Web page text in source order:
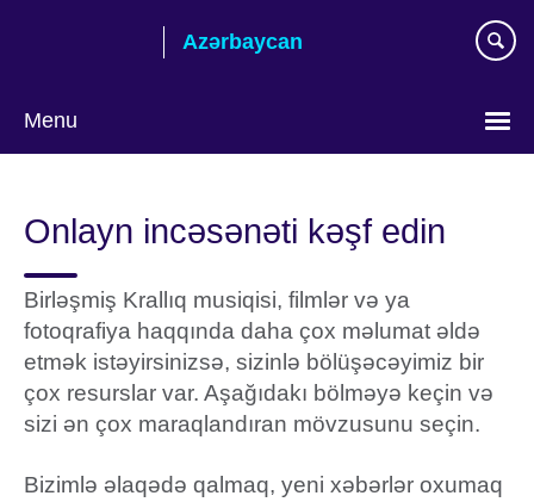
Azərbaycan
Menu
language
Onlayn incəsənəti kəşf edin
Birləşmiş Krallıq musiqisi, filmlər və ya
fotoqrafiya haqqında daha çox məlumat əldə
etmək istəyirsinizsə, sizinlə bölüşəcəyimiz bir
çox resurslar var. Aşağıdakı bölməyə keçin və
sizi ən çox maraqlandıran mövzusunu seçin.
Bizimlə əlaqədə qalmaq, yeni xəbərlər oxumaq